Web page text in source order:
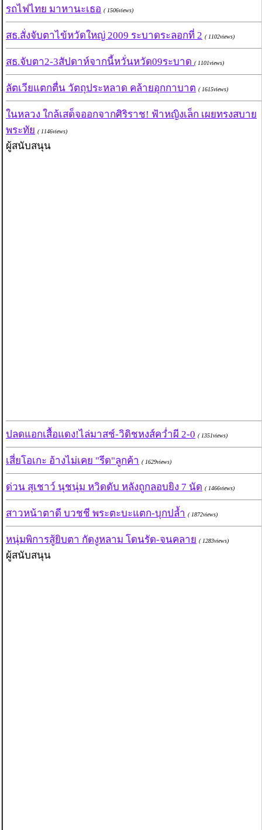
รถไฟไทย มาหานะเธอ ( 1506views)
สธ.สั่งจับตาไข้หวัดใหญ่ 2009 ระบาดระลอกที่ 2 ( 1102views)
สธ.จับตา2-3สัปดาห์จากนี้หวั่นหวัด09ระบาด ( 1101views)
ลัตเวียแตกตื่น วัตถุประหลาด คล้ายอุกกาบาต ( 1615views)
ในหลวง ใกล้เสด็จออกจากศิริราช! ฟ้าหญิงเล็ก เผยทรงสบาย
พระทัย ( 1146views)
ผู้สนับสนุน
ปลดแอกเสื้อแดง!ไล่มาสช์-วิดิชหงส์คว่ำผี 2-0 ( 1351views)
เสี่ยโอเกะ อ้างไม่เคย "รีด"ลูกค้า ( 1629views)
ด่วน สุเชาว์ นุชนุ่ม หวิดดับ หลังถูกลอบยิง 7 นัด ( 1466views)
สาวหน้าตาดี บวชชี พระตะบะแตก-บุกปล้ำ ( 1872views)
หนุ่มพิการสู้ยิบตา กัดงูหลาม โดนรัด-จนคลาย ( 1283views)
ผู้สนับสนุน